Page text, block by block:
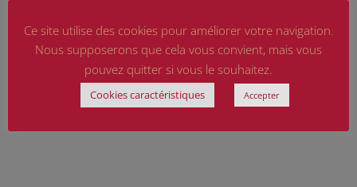
Ce site utilise des cookies pour améliorer votre navigation.
Nous supposerons que cela vous convient, mais vous
pouvez quitter si vous le souhaitez.
Cookies caractéristiques Accepter